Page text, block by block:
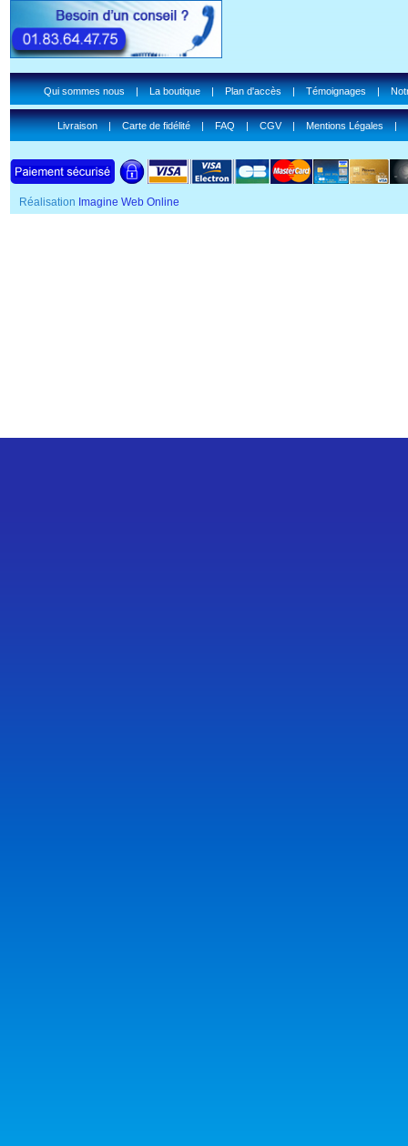
Qui sommes nous|La boutique|Plan d'accès|Témoignages|
Livraison|Carte de fidélité|FAQ|CGV|Mentions Légales|
Réalisation Imagine Web Online